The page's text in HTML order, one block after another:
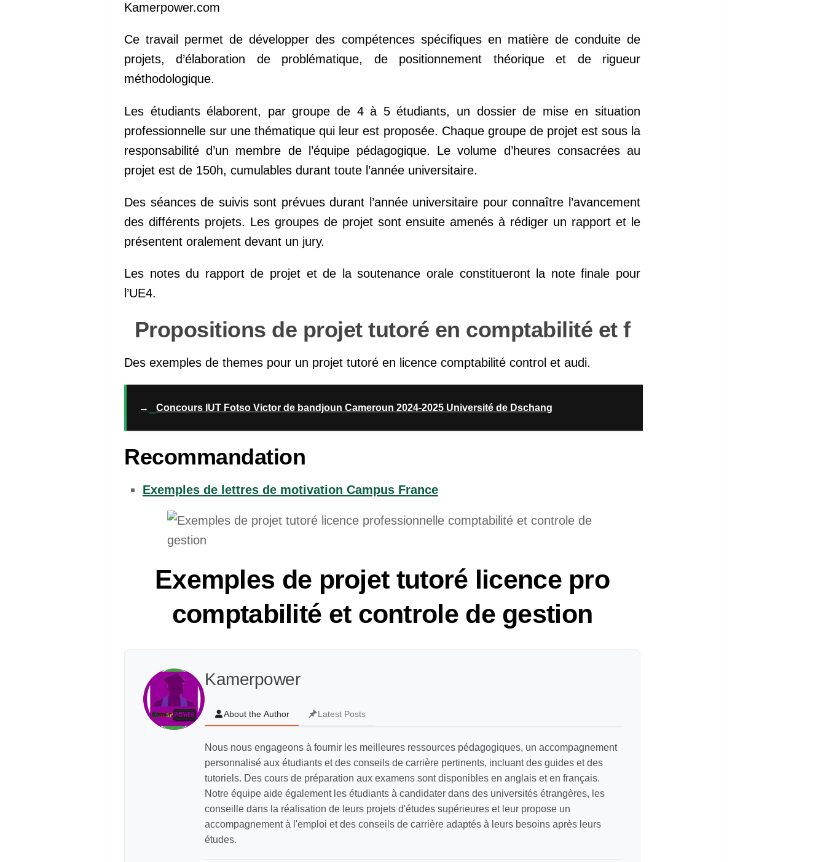
Kamerpower.com
Ce travail permet de développer des compétences spécifiques en matière de conduite de
projets, d’élaboration de problématique, de positionnement théorique et de rigueur
méthodologique.
Les étudiants élaborent, par groupe de 4 à 5 étudiants, un dossier de mise en situation
professionnelle sur une thématique qui leur est proposée. Chaque groupe de projet est sous la
responsabilité d’un membre de l’équipe pédagogique. Le volume d’heures consacrées au
projet est de 150h, cumulables durant toute l’année universitaire.
Des séances de suivis sont prévues durant l’année universitaire pour connaître l’avancement
des différents projets. Les groupes de projet sont ensuite amenés à rédiger un rapport et le
présentent oralement devant un jury.
Les notes du rapport de projet et de la soutenance orale constitueront la note finale pour
l’UE4.
Propositions de projet tutoré en comptabilité et f
Des exemples de themes pour un projet tutoré en licence comptabilité control et audi.
→ Concours IUT Fotso Victor de bandjoun Cameroun 2024-2025 Université de Dschang
Recommandation
Exemples de lettres de motivation Campus France
Exemples de projet tutoré licence pro
comptabilité et controle de gestion
Kamerpower
About the Author Latest Posts
Nous nous engageons à fournir les meilleures ressources pédagogiques, un accompagnement
personnalisé aux étudiants et des conseils de carrière pertinents, incluant des guides et des
tutoriels. Des cours de préparation aux examens sont disponibles en anglais et en français.
Notre équipe aide également les étudiants à candidater dans des universités étrangères, les
conseille dans la réalisation de leurs projets d'études supérieures et leur propose un
accompagnement à l'emploi et des conseils de carrière adaptés à leurs besoins après leurs
études.